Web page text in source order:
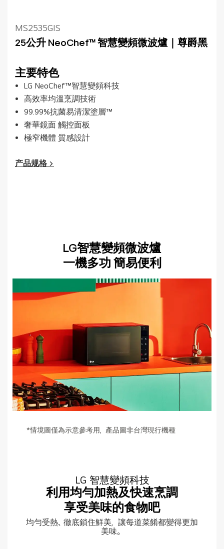
MS2535GIS
25公升 NeoChef™ 智慧變頻微波爐｜尊爵黑
主要特色
LG NeoChef™智慧變頻科技
高效率均溫烹調技術
99.99%抗菌易清潔塗層™
奢華鏡面 觸控面板
極窄機體 質感設計
产品规格 >
LG智慧變頻微波爐
一機多功 簡易便利
*情境圖僅為示意參考用，產品圖非台灣現行機種
LG 智慧變頻科技
利用均勻加熱及快速烹調
享受美味的食物吧
均勻受熱、徹底鎖住鮮美，讓每道菜餚都變得更加
美味。